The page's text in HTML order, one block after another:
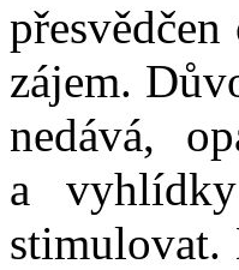
zájem.
nedává,
a
stimulovat.